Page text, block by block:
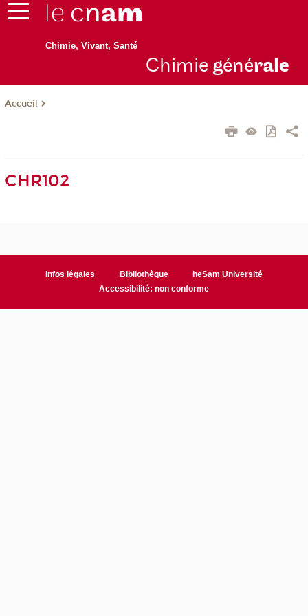
Chimie, Vivant, Santé
Chimie générale
Accueil
CHR102
Infos légales Bibliothèque
heSam Université
Accessibilité: non conforme